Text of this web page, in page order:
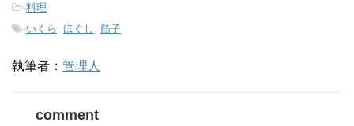
-料理
-いくら ほぐし 筋子
執筆者： 管理人
comment